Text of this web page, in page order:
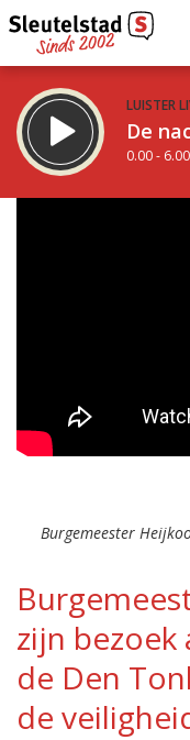
LUISTER
De
0.00 -
Burgemeester
zijn bezoek
de Den
de